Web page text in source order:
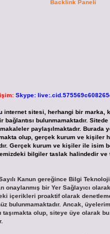
Skype:
internet sitesi, herhangi bir marka,
bulunmamaktadır. Sitede
makaleler paylaşılmaktadır.
olup, gerçek kurum ve kişiler
Gerçek kurum ve kişiler ile isim
bilgiler taslak halindedir ve
Kanun gereğince Bilgi
onaylanmış bir Yer Sağlayıcı
içerikleri proaktif olarak
bulunmamaktadır. Ancak,
taşımakta olup, siteye üye olarak